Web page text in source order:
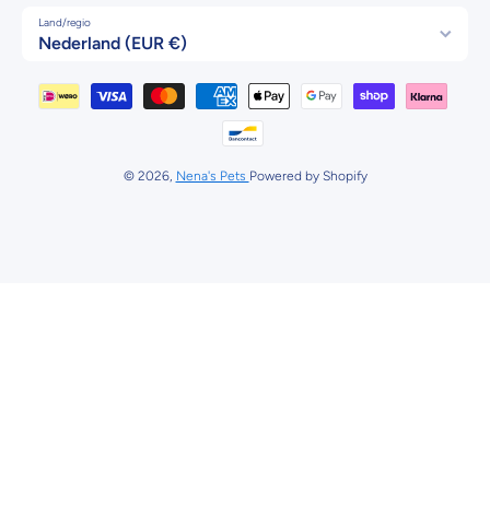
Land/regio
Nederland (EUR €)
Betaalmethodes
© 2026, Nena's Pets Powered by Shopify